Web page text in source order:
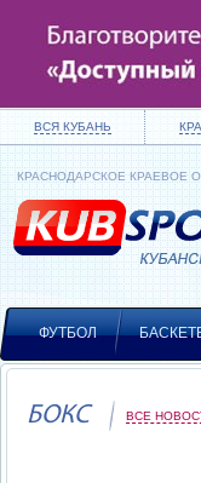
ВСЯ КУБАНЬ
КРАСНОДАРСКОЕ КРАЕВОЕ
ФУТБОЛ
БОКС ВСЕ